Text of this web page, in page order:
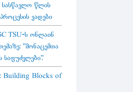
სასწავლო წლის
ვადები
TSU-ს ონლაინ
"მონაცემთა
საფუძვლები".
: Building Blocks of